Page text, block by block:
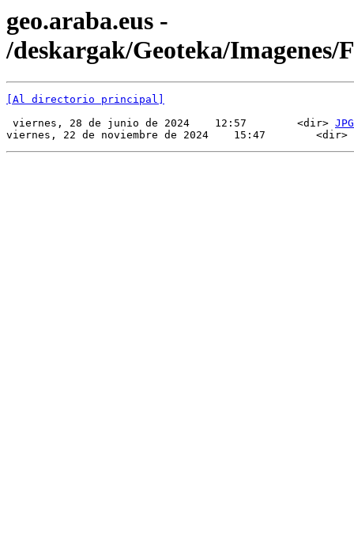
geo.araba.eus -
/deskargak/Geoteka/Imagenes/
[Al directorio principal]
viernes, 28 de junio de 2024    12:57        <dir> JPG
viernes, 22 de noviembre de 2024    15:47        <dir>